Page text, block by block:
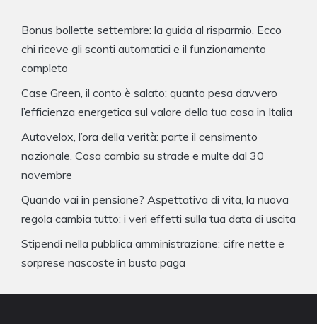
Bonus bollette settembre: la guida al risparmio. Ecco
chi riceve gli sconti automatici e il funzionamento
completo
Case Green, il conto è salato: quanto pesa davvero
l’efficienza energetica sul valore della tua casa in Italia
Autovelox, l’ora della verità: parte il censimento
nazionale. Cosa cambia su strade e multe dal 30
novembre
Quando vai in pensione? Aspettativa di vita, la nuova
regola cambia tutto: i veri effetti sulla tua data di uscita
Stipendi nella pubblica amministrazione: cifre nette e
sorprese nascoste in busta paga